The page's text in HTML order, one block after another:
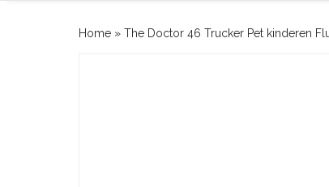
Home » The Doctor 46 Trucker Pet kinderen